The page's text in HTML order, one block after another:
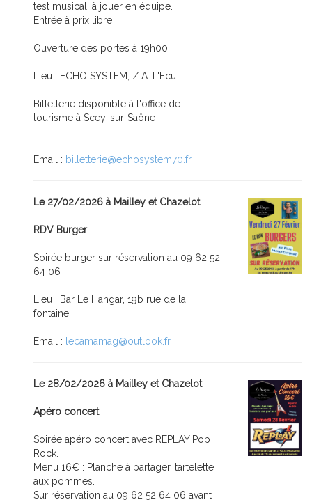
test musical, à jouer en équipe.
Entrée à prix libre !
Ouverture des portes à 19h00
Lieu : ECHO SYSTEM, Z.A. L'Ecu
Billetterie disponible à l'office de
tourisme à Scey-sur-Saône
Email : billetterie@echosystem70.fr
Le 27/02/2026 à Mailley et Chazelot
RDV Burger
Soirée burger sur réservation au 09 62 52
64 06
Lieu : Bar Le Hangar, 19b rue de la
fontaine
Email : lecamamag@outlook.fr
Le 28/02/2026 à Mailley et Chazelot
Apéro concert
Soirée apéro concert avec REPLAY Pop
Rock.
Menu 16€ : Planche à partager, tartelette
aux pommes.
Sur réservation au 09 62 52 64 06 avant